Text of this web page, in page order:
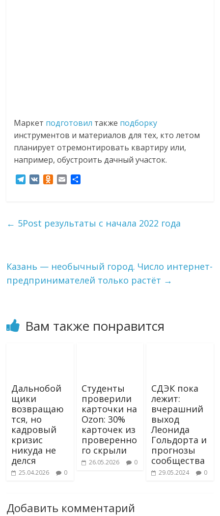
Маркет подготовил также подборку
инструментов и материалов для тех, кто летом
планирует отремонтировать квартиру или,
например, обустроить дачный участок.
T
g
r
O
l
n
i
в
← 5Post результаты с начала 2022 года
Казань — необычный город. Число интернет-
предпринимателей только растёт →
Вам также понравится
Дальнобой
щики
возвращаю
тся, но
кадровый
кризис
никуда не
делся
25.04.2026 0
Студенты
проверили
карточки на
Ozon: 30%
карточек из
проверенно
го скрыли
26.05.2026 0
СДЭК пока
лежит:
вчерашний
выход
Леонида
Гольдорта и
прогнозы
сообщества
29.05.2024 0
Добавить комментарий